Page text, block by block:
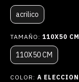
acrilico
TAMAÑO: 110X50 CM
110X50 CM
COLOR: A ELECCION